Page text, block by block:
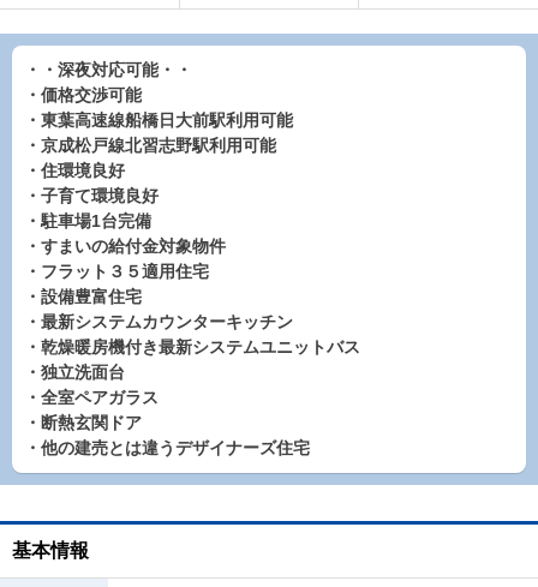
・・深夜対応可能・・
・価格交渉可能
・東葉高速線船橋日大前駅利用可能
・京成松戸線北習志野駅利用可能
・住環境良好
・子育て環境良好
・駐車場1台完備
・すまいの給付金対象物件
・フラット３５適用住宅
・設備豊富住宅
・最新システムカウンターキッチン
・乾燥暖房機付き最新システムユニットバス
・独立洗面台
・全室ペアガラス
・断熱玄関ドア
・他の建売とは違うデザイナーズ住宅
基本情報